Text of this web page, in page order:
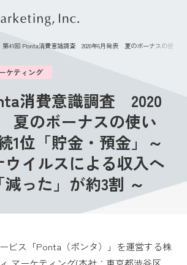
第41回 Ponta消費意識調査 2020年6月発表 夏のボーナスの使い
ケティング
消費意識調査 2020
夏のボーナスの使い
1位「貯金・預金」～
イルスによる収入へ
った」が約3割 ～
ビス「Ponta（ポンタ）」を運営する株